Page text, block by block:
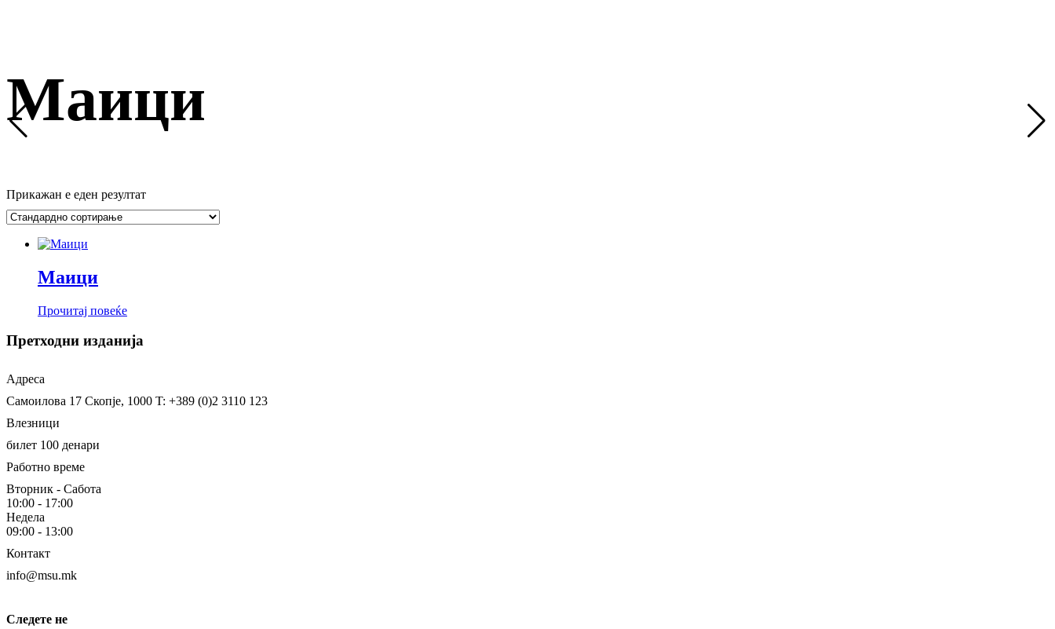
Маици
Прикажан е еден резултат
Маици
Прочитај повеќе
Претходни изданија
Адреса
Самоилова 17 Скопје, 1000 T: +389 (0)2 3110 123
Влезници
билет 100 денари
Работно време
Вторник - Сабота
10:00 - 17:00
Недела
09:00 - 13:00
Контакт
info@msu.mk
Следете не